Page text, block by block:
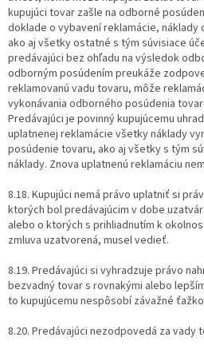
kupujúci tovar zašle na odborné
doklade o vybavení reklamácie,
ako aj všetky ostatné s tým súvisiace
predávajúci bez ohľadu na výsledok
odborným posúdením preukáže
reklamovanú vadu tovaru, môže
vykonávania odborného posúdenia
Predávajúci je povinný kupujúcemu
uplatnenej reklamácie všetky náklady
posúdenie tovaru, ako aj všetky s tým
náklady. Znova uplatnenú reklamáciu
8.18. Kupujúci nemá právo uplatniť si
ktorých bol predávajúcim v dobe
alebo o ktorých s prihliadnutím k
zmluva uzatvorená, musel vedieť.
8.19. Predávajúci si vyhradzuje právo
bezvadný tovar s rovnakými alebo
to kupujúcemu nespôsobí závažné
8.20. Predávajúci nezodpovedá za vady